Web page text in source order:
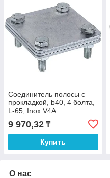
Соединитель полосы с
прокладкой, b40, 4 болта,
L-65, Inox V4A
9 970,32 ₸
Купить
О нас